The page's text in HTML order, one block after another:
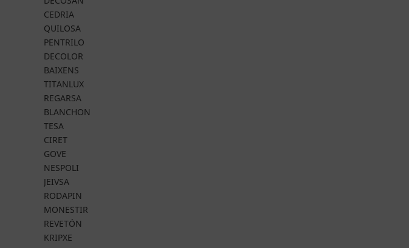
CEDRIA
QUILOSA
PENTRILO
DECOLOR
BAIXENS
TITANLUX
REGARSA
BLANCHON
TESA
CIRET
GOVE
NESPOLI
JEIVSA
RODAPIN
MONESTIR
REVETÓN
KRIPXE